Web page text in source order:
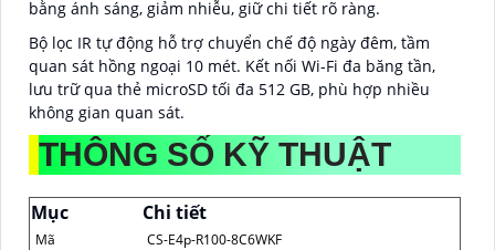
bằng ánh sáng, giảm nhiễu, giữ chi tiết rõ ràng.
Bộ lọc IR tự động hỗ trợ chuyển chế độ ngày đêm, tầm
quan sát hồng ngoại 10 mét. Kết nối Wi-Fi đa băng tần,
lưu trữ qua thẻ microSD tối đa 512 GB, phù hợp nhiều
không gian quan sát.
THÔNG SỐ KỸ THUẬT
Mục Chi tiết
Mã
CS-E4p-R100-8C6WKF